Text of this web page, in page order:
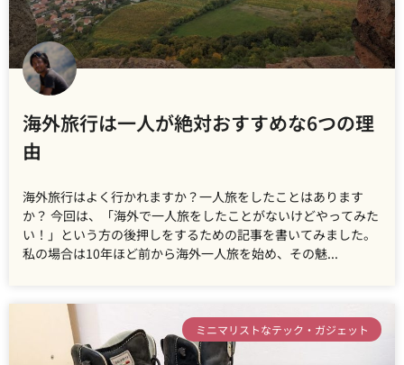
海外旅行は一人が絶対おすすめな6つの理
由
海外旅行はよく行かれますか？一人旅をしたことはあります
か？ 今回は、「海外で一人旅をしたことがないけどやってみた
い！」という方の後押しをするための記事を書いてみました。
私の場合は10年ほど前から海外一人旅を始め、その魅
ミニマリストなテック・ガジェット